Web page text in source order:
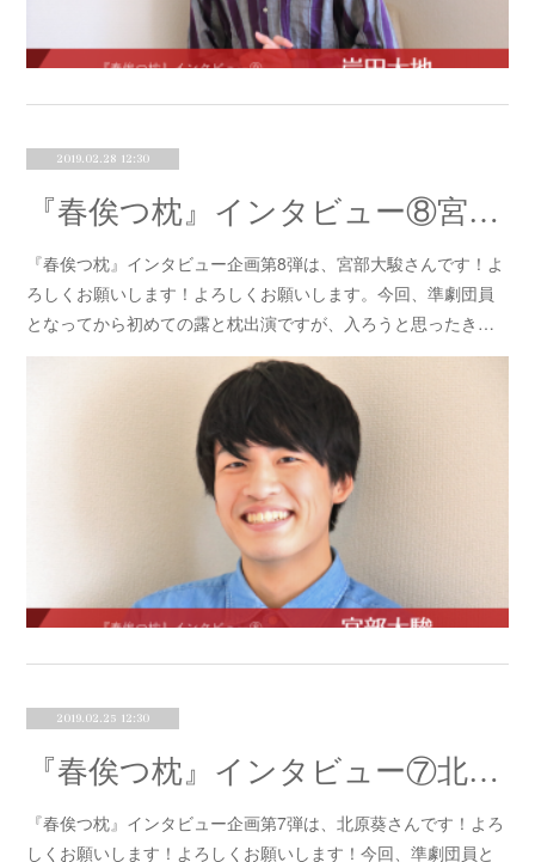
2019.02.28 12:30
『春俟つ枕』インタビュー⑧宮部大駿
『春俟つ枕』インタビュー企画第8弾は、宮部大駿さんです！よ
ろしくお願いします！よろしくお願いします。今回、準劇団員
となってから初めての露と枕出演ですが、入ろうと思ったき…
2019.02.25 12:30
『春俟つ枕』インタビュー⑦北原葵
『春俟つ枕』インタビュー企画第7弾は、北原葵さんです！よろ
しくお願いします！よろしくお願いします！今回、準劇団員と